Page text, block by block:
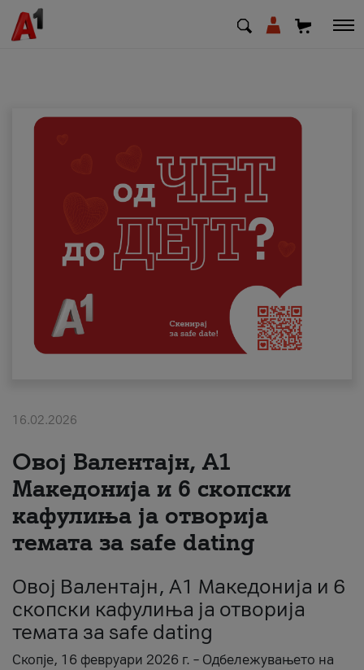
Деловни
Поддршка
Надополни кредит
Плати сметка
#ПодобарОнлајн
16.02.2026
Овој Валентајн, A1
Македонија и 6 скопски
кафулиња ја отворија
темата за safe dating
Овој Валентајн, A1 Македонија и 6
скопски кафулиња ја отворија
темата за safe dating
Скопје, 16 февруари 2026 г. – Одбележувањето на